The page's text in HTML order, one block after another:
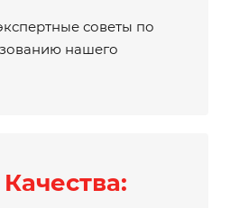
советы по
нашего